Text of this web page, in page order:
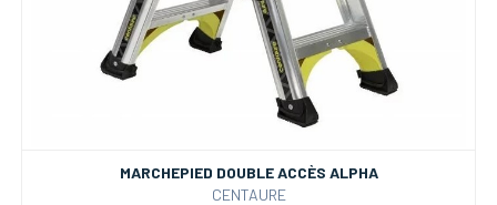
MARCHEPIED DOUBLE ACCÈS ALPHA
CENTAURE